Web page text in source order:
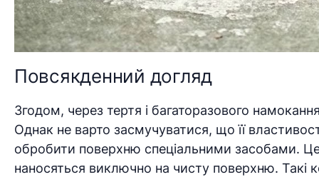
Повсякденний догляд
Згодом, через тертя і багаторазового
Однак не варто засмучуватися, що її
обробити поверхню спеціальними засобами.
наносяться виключно на чисту поверхню. Такі